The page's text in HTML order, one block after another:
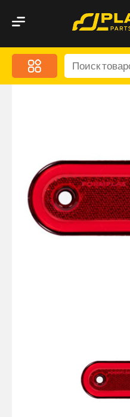
Меню
Акционные
Оптика и
Брызговики
Запчасти кузова и
Малый
кондиционировани
Стяжные ремни и